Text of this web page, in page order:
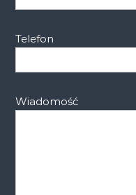
Telefon
Wiadomość